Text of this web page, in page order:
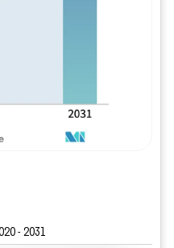
- 2031